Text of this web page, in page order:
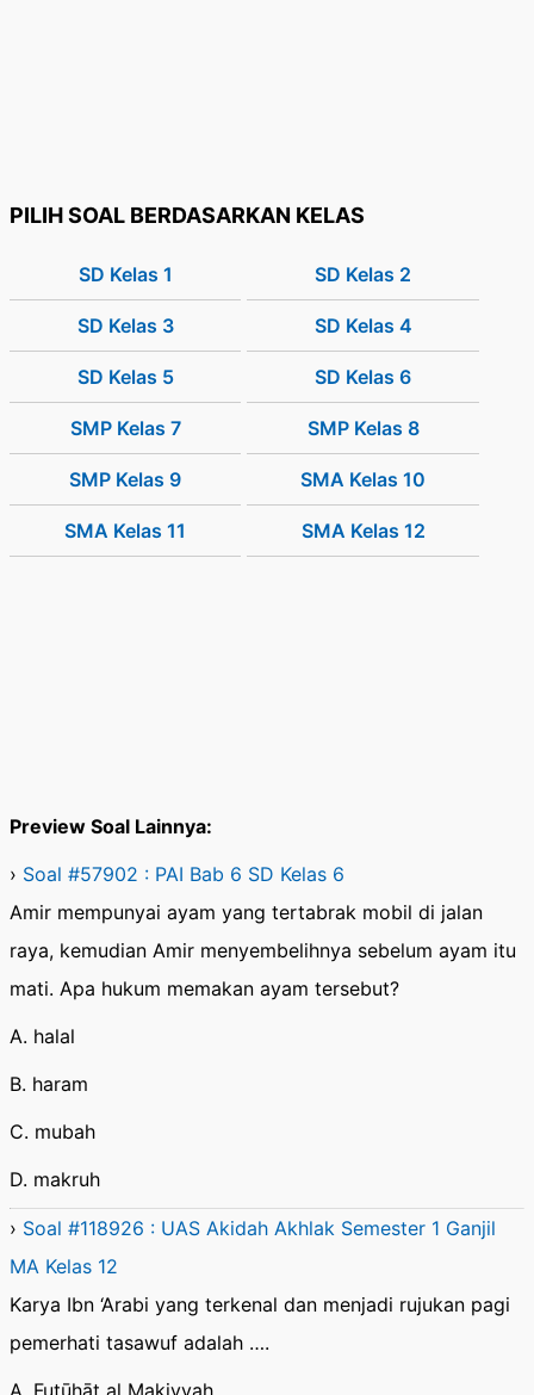
PILIH SOAL BERDASARKAN KELAS
SD Kelas 1 SD Kelas 2
SD Kelas 3 SD Kelas 4
SD Kelas 5 SD Kelas 6
SMP Kelas 7 SMP Kelas 8
SMP Kelas 9 SMA Kelas 10
SMA Kelas 11 SMA Kelas 12
Preview Soal Lainnya:
› Soal #57902 : PAI Bab 6 SD Kelas 6
Amir mempunyai ayam yang tertabrak mobil di jalan
raya, kemudian Amir menyembelihnya sebelum ayam itu
mati. Apa hukum memakan ayam tersebut?
A. halal
B. haram
C. mubah
D. makruh
› Soal #118926 : UAS Akidah Akhlak Semester 1 Ganjil
MA Kelas 12
Karya Ibn ‘Arabi yang terkenal dan menjadi rujukan pagi
pemerhati tasawuf adalah ….
A. Futūḥāt al Makiyyah